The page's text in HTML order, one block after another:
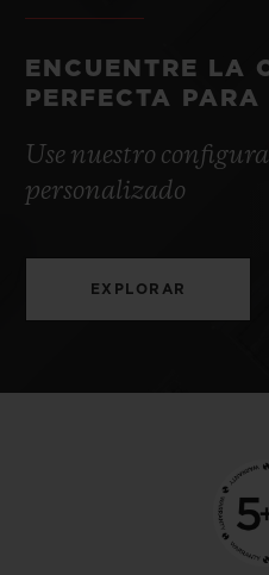
ENCUENTRE LA
PERFECTA
Use nuestro
personalizado
EXPLORAR